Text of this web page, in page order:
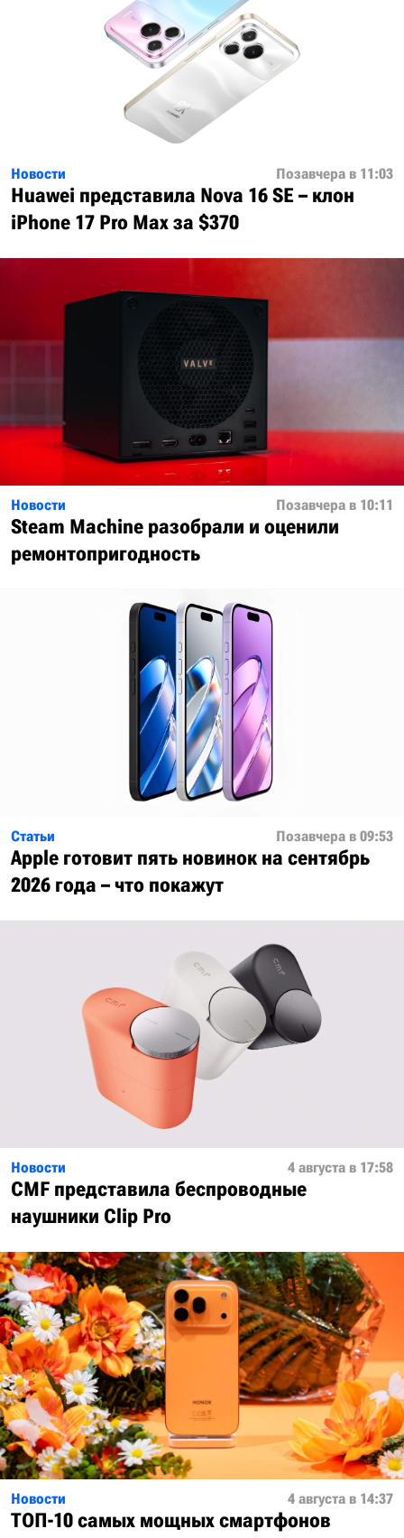
Новости Позавчера в 11:03
Huawei представила Nova 16 SE – клон
iPhone 17 Pro Max за $370
Новости Позавчера в 10:11
Steam Machine разобрали и оценили
ремонтопригодность
Статьи Позавчера в 09:53
Apple готовит пять новинок на сентябрь
2026 года – что покажут
Новости 4 августа в 17:58
CMF представила беспроводные
наушники Clip Pro
Новости 4 августа в 14:37
ТОП-10 самых мощных смартфонов